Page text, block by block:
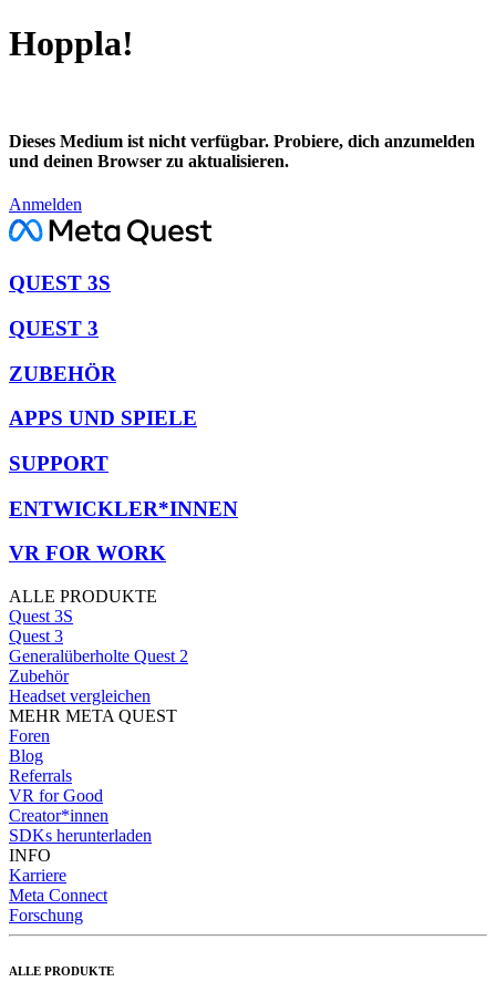
Hoppla!
Dieses Medium ist nicht verfügbar. Probiere, dich anzumelden
und deinen Browser zu aktualisieren.
Anmelden
QUEST 3S
QUEST 3
ZUBEHÖR
APPS UND SPIELE
SUPPORT
ENTWICKLER*INNEN
VR FOR WORK
ALLE PRODUKTE
Quest 3S
Quest 3
Generalüberholte Quest 2
Zubehör
Headset vergleichen
MEHR META QUEST
Foren
Blog
Referrals
VR for Good
Creator*innen
SDKs herunterladen
INFO
Karriere
Meta Connect
Forschung
ALLE PRODUKTE